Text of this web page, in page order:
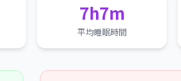
7h7m
平均睡眠時間